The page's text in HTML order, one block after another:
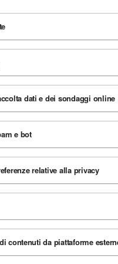
dati e dei sondaggi online
e bot
relative alla privacy
contenuti da piattaforme